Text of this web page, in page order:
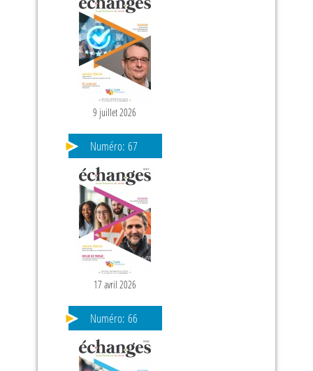
9 juillet 2026
Numéro: 67
17 avril 2026
Numéro: 66